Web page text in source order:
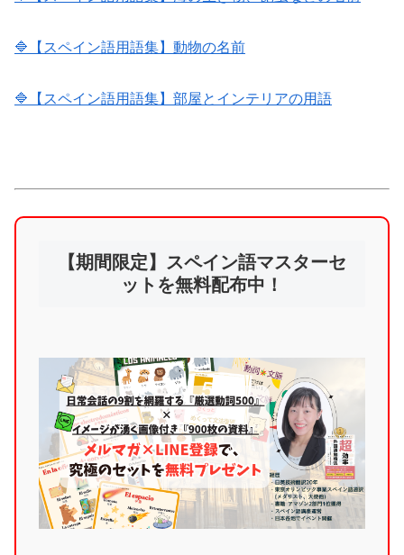
🔷【スペイン語用語集】動物の名前
🔷【スペイン語用語集】部屋とインテリアの用語
【期間限定】スペイン語マスターセ
ットを無料配布中！